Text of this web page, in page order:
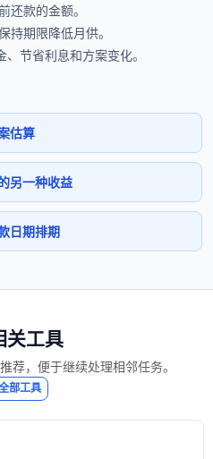
还款的金额。
持期限降低月供。
节省利息和方案变化。
估算
另一种收益
日期排期
关工具
荐，便于继续处理相邻任务。
部工具